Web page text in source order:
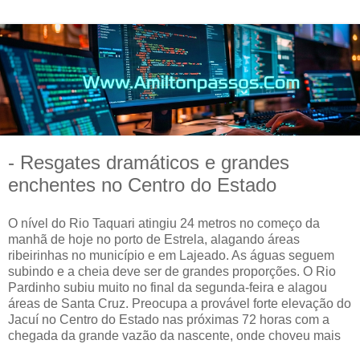
- Resgates dramáticos e grandes
enchentes no Centro do Estado
O nível do Rio Taquari atingiu 24 metros no começo da
manhã de hoje no porto de Estrela, alagando áreas
ribeirinhas no município e em Lajeado. As águas seguem
subindo e a cheia deve ser de grandes proporções. O Rio
Pardinho subiu muito no final da segunda-feira e alagou
áreas de Santa Cruz. Preocupa a provável forte elevação do
Jacuí no Centro do Estado nas próximas 72 horas com a
chegada da grande vazão da nascente, onde choveu mais